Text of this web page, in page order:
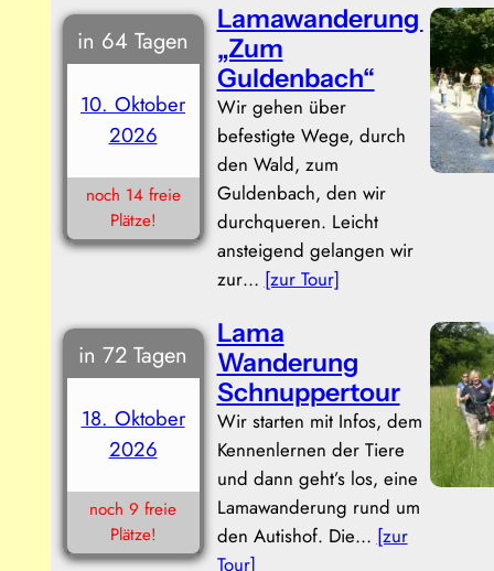
in 64 Tagen
10. Oktober
2026
noch 14 freie
Plätze!
Lamawanderung
„Zum
Guldenbach“
Wir gehen über
befestigte Wege, durch
den Wald, zum
Guldenbach, den wir
durchqueren. Leicht
ansteigend gelangen wir
zur… [zur Tour]
in 72 Tagen
18. Oktober
2026
noch 9 freie
Plätze!
Lama
Wanderung
Schnuppertour
Wir starten mit Infos, dem
Kennenlernen der Tiere
und dann geht’s los, eine
Lamawanderung rund um
den Autishof. Die… [zur
Tour]